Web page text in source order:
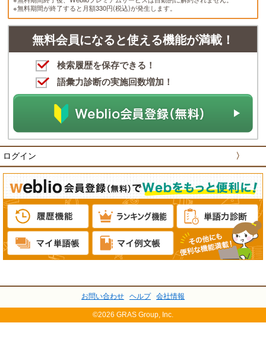
※無料期間が終了すると月額330円(税込)が発生します。
無料会員になると使える機能が満載！
検索履歴を保存できる！
語彙力診断の実施回数増加！
ログイン 〉
お問い合わせ ヘルプ 会社情報
©2026 GRAS Group, Inc.